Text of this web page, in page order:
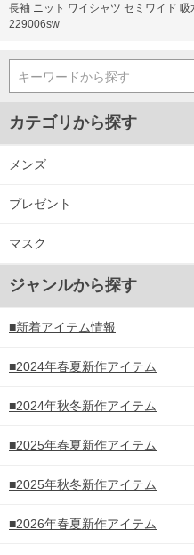
長袖 ニット ワイシャツ セミワイド
229006sw
キーワードから探す
カテゴリから探す
メンズ
プレゼント
マスク
ジャンルから探す
■新着アイテム情報
■2024年春夏新作アイテム
■2024年秋冬新作アイテム
■2025年春夏新作アイテム
■2025年秋冬新作アイテム
■2026年春夏新作アイテム